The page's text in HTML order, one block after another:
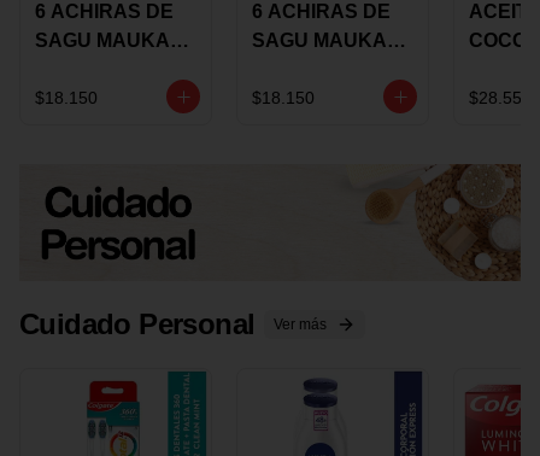
6 ACHIRAS DE
SAGU MAUKA
$18.150
6 ACHIRAS DE
SAGU MAUKA
GRS
$18.150
COCO
150G
$28.550
Cuidado Personal Ver más